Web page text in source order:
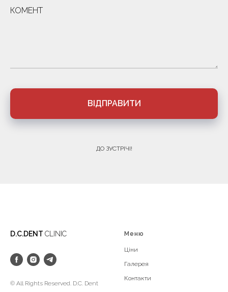
КОМЕНТ
ВІДПРАВИТИ
ДО ЗУСТРІЧІ!
D.C.DENT CLINIC
© All Rights Reserved. D.C. Dent
Меню
Ціни
Галерея
Контакти